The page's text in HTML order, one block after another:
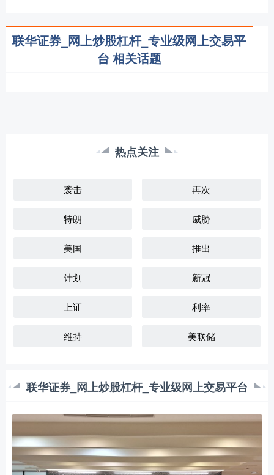
联华证券_网上炒股杠杆_专业级网上交易平
台 相关话题
热点关注
袭击 再次
特朗 威胁
美国 推出
计划 新冠
上证 利率
维持 美联储
联华证券_网上炒股杠杆_专业级网上交易平台